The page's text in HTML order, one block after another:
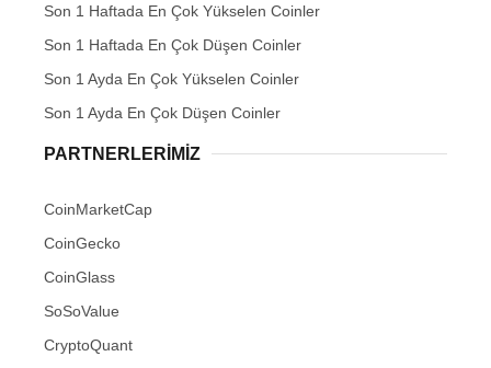
Son 1 Haftada En Çok Yükselen Coinler
Son 1 Haftada En Çok Düşen Coinler
Son 1 Ayda En Çok Yükselen Coinler
Son 1 Ayda En Çok Düşen Coinler
PARTNERLERIMIZ
CoinMarketCap
CoinGecko
CoinGlass
SoSoValue
CryptoQuant